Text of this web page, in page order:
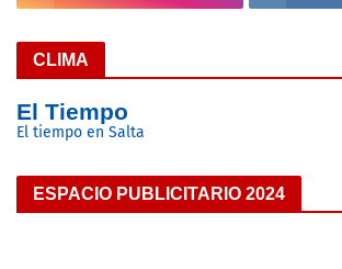
CLIMA
El Tiempo
El tiempo en Salta
ESPACIO PUBLICITARIO 2024